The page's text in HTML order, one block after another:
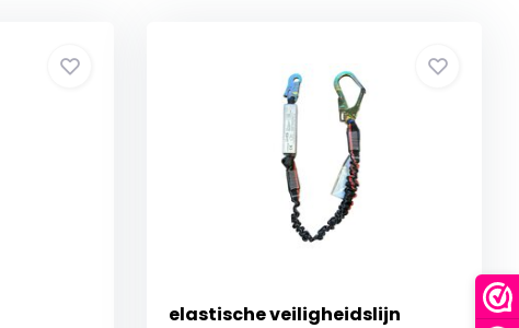
elastische veiligheidslijn